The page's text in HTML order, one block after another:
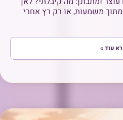
משמעות, או רק רץ אחרי
עוד »